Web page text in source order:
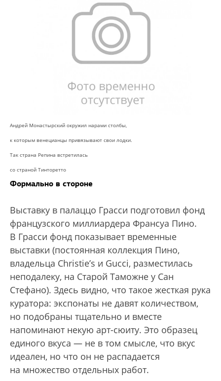
Андрей Монастырский окружил нарами столбы,
к которым венецианцы привязывают свои лодки.
Так страна Репина встретилась
со страной Тинторетто
Формально в стороне
Выставку в палаццо Грасси подготовил фонд
французского миллиардера Франсуа Пино.
В Грасси фонд показывает временные
выставки (постоянная коллекция Пино,
владельца Christie’s и Gucci, разместилась
неподалеку, на Старой Таможне у Сан
Стефано). Здесь видно, что такое жесткая рука
куратора: экспонаты не давят количеством,
но подобраны тщательно и вместе
напоминают некую арт-сюиту. Это образец
единого вкуса — не в том смысле, что вкус
идеален, но что он не распадается
на множество отдельных работ.